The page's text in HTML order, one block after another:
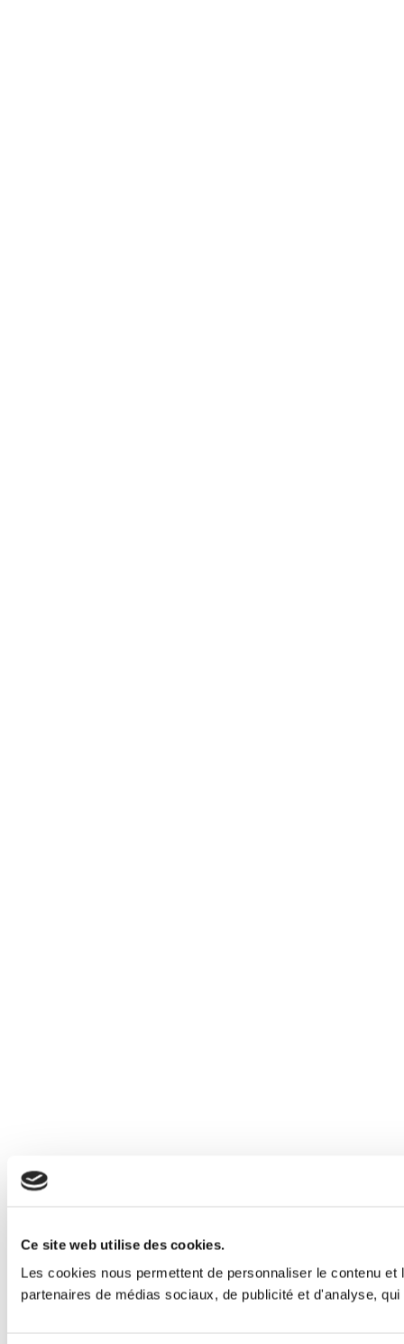
Ce site web utilise des cookies.
Les cookies nous permettent de personnaliser le contenu
partenaires de médias sociaux, de publicité et d'analyse,